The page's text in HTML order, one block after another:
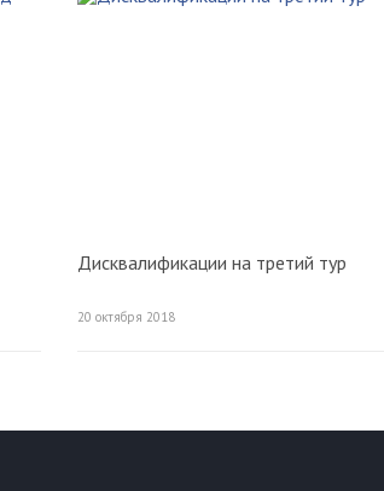
Дисквалификации на третий тур
20 октября 2018